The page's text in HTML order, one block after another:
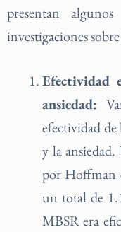
presentan
investigaciones
Efectividad
ansiedad:
efectividad
y la
por Hoffman
un total de
MBSR era